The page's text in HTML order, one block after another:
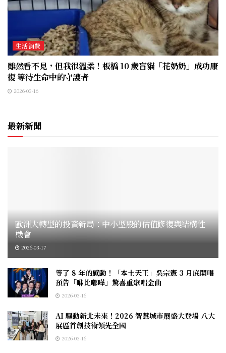
生活消費
雖然看不見，但我很溫柔！板橋 10 歲盲貓「花奶奶」成功康
復 等待生命中的守護者
2026-03-16
最新新聞
歐洲大轉型的投資新局：中小型股的估值修復與結構性
機會
2026-03-17
等了 8 年的感動！「本土天王」吳宗憲 3 月底開唱
預告「咻比嘟嘩」驚喜重聚唱金曲
2026-03-16
AI 驅動新北未來！2026 智慧城市展盛大登場 八大
展區首創技術領先全國
2026-03-16